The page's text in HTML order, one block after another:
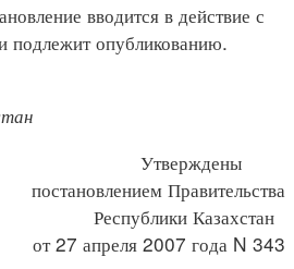
вводится в действие с
подлежит опубликованию.
Утверждены
постановлением Правительства
Республики Казахстан
от 27 апреля 2007 года N 343